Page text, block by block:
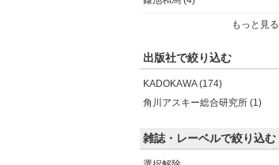
もっと見る
出版社で絞り込む
KADOKAWA (174)
角川アスキー総合研究所 (1)
雑誌・レーベルで絞り込む